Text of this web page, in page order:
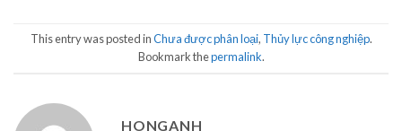
This entry was posted inChưa được phân loại, Thủy lực công nghiệp.
Bookmark thepermalink.
HONGANH